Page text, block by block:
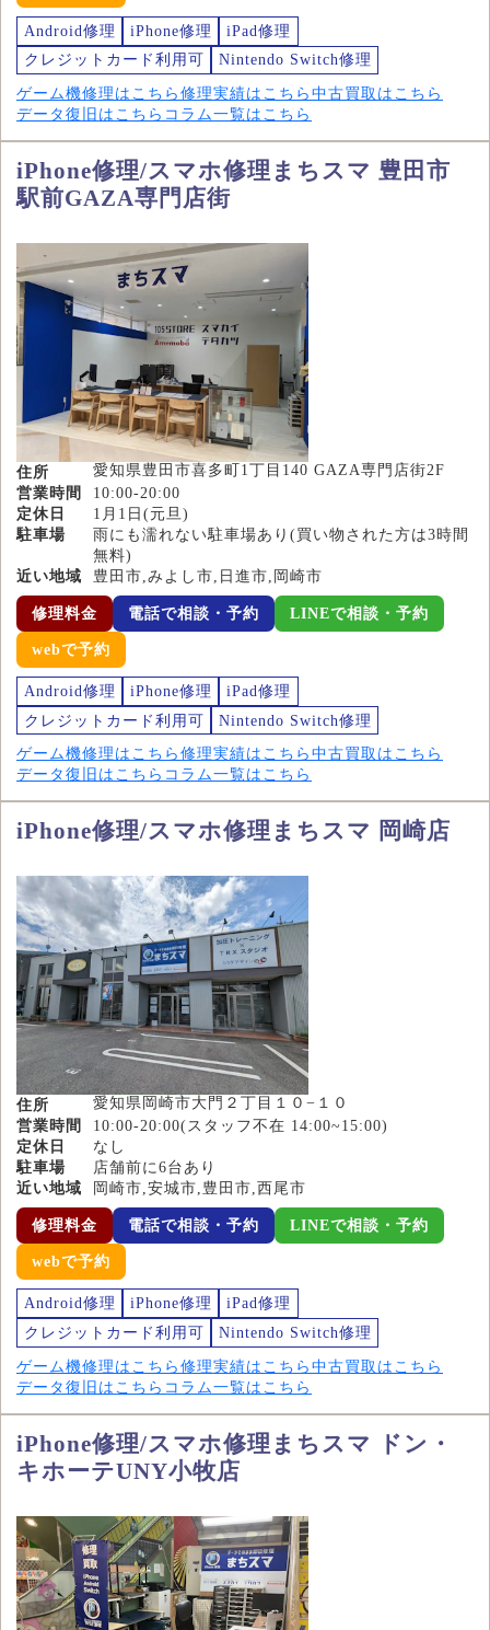
Android修理 iPhone修理
iPad修理
クレジットカード利用可
Nintendo Switch修理
ゲーム機修理はこちら 修理実績はこちら 中古買取はこちら
データ復旧はこちら コラム一覧はこちら
iPhone修理/スマホ修理まちスマ 豊田市
駅前GAZA専門店街
住所
愛知県豊田市喜多町1丁目140 GAZA専門店街2F
営業時間
10:00-20:00
定休日
1月1日(元旦)
駐車場
雨にも濡れない駐車場あり(買い物された方は3時間
無料)
近い地域
豊田市,みよし市,日進市,岡崎市
修理料金 電話で相談・予約 LINEで相談・予約
webで予約
Android修理 iPhone修理
iPad修理
クレジットカード利用可
Nintendo Switch修理
ゲーム機修理はこちら 修理実績はこちら 中古買取はこちら
データ復旧はこちら コラム一覧はこちら
iPhone修理/スマホ修理まちスマ 岡崎店
住所
愛知県岡崎市大門２丁目１０−１０
営業時間
10:00-20:00(スタッフ不在 14:00~15:00)
定休日
なし
駐車場
店舗前に6台あり
近い地域
岡崎市,安城市,豊田市,西尾市
修理料金 電話で相談・予約 LINEで相談・予約
webで予約
Android修理 iPhone修理
iPad修理
クレジットカード利用可
Nintendo Switch修理
ゲーム機修理はこちら 修理実績はこちら 中古買取はこちら
データ復旧はこちら コラム一覧はこちら
iPhone修理/スマホ修理まちスマ ドン・
キホーテUNY小牧店